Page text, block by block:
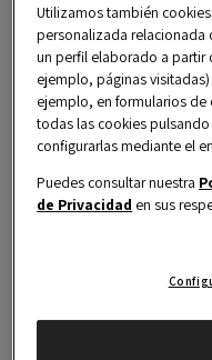
PLAZAS
miércoles, 08
Un servicio
Utilizamos también
personalizada relacionada
un perfil elaborado a partir
ejemplo, páginas
ejemplo, en formularios de
todas las cookies
configurarlas mediante el
Puedes consultar nuestra
de Privacidad en sus